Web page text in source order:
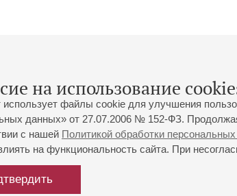
на использование
использует файлы cookie для улучшения
данных» от 27.07.2006 № 152-ФЗ.
с нашей Политикой обработки
на функциональность сайта. При
зал:
191186, Санкт-Петербург, Михайловская ул., 2
зал:
191011, Санкт-Петербург, Невский пр., 30
Часы